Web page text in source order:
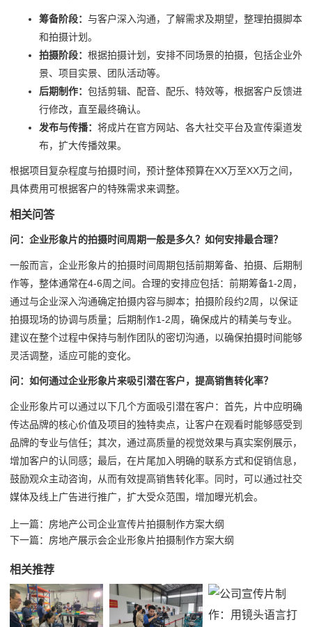
筹备阶段： 与客户深入沟通，了解需求及期望，整理拍摄脚本
和拍摄计划。
拍摄阶段： 根据拍摄计划，安排不同场景的拍摄，包括企业外
景、项目实景、团队活动等。
后期制作： 包括剪辑、配音、配乐、特效等，根据客户反馈进
行修改，直至最终确认。
发布与传播： 将成片在官方网站、各大社交平台及宣传渠道发
布，扩大传播效果。
根据项目复杂程度与拍摄时间，预计整体预算在XX万至XX万之间，
具体费用可根据客户的特殊需求来调整。
相关问答
问：企业形象片的拍摄时间周期一般是多久？如何安排最合理？
一般而言，企业形象片的拍摄时间周期包括前期筹备、拍摄、后期制
作等，整体通常在4-6周之间。合理的安排应包括：前期筹备1-2周，
通过与企业深入沟通确定拍摄内容与脚本；拍摄阶段约2周，以保证
拍摄现场的协调与质量；后期制作1-2周，确保成片的精美与专业。
建议在整个过程中保持与制作团队的密切沟通，以确保拍摄时间能够
灵活调整，适应可能的变化。
问：如何通过企业形象片来吸引潜在客户，提高销售转化率？
企业形象片可以通过以下几个方面吸引潜在客户：首先，片中应明确
传达品牌的核心价值及项目的独特卖点，让客户在观看时能够感受到
品牌的专业与信任；其次，通过高质量的视觉效果与真实案例展示，
增加客户的认同感；最后，在片尾加入明确的联系方式和促销信息，
鼓励观众主动咨询，从而有效提高销售转化率。同时，可以通过社交
媒体及线上广告进行推广，扩大受众范围，增加曝光机会。
上一篇： 房地产公司企业宣传片拍摄制作方案大纲
下一篇： 房地产展示会企业形象片拍摄制作方案大纲
相关推荐